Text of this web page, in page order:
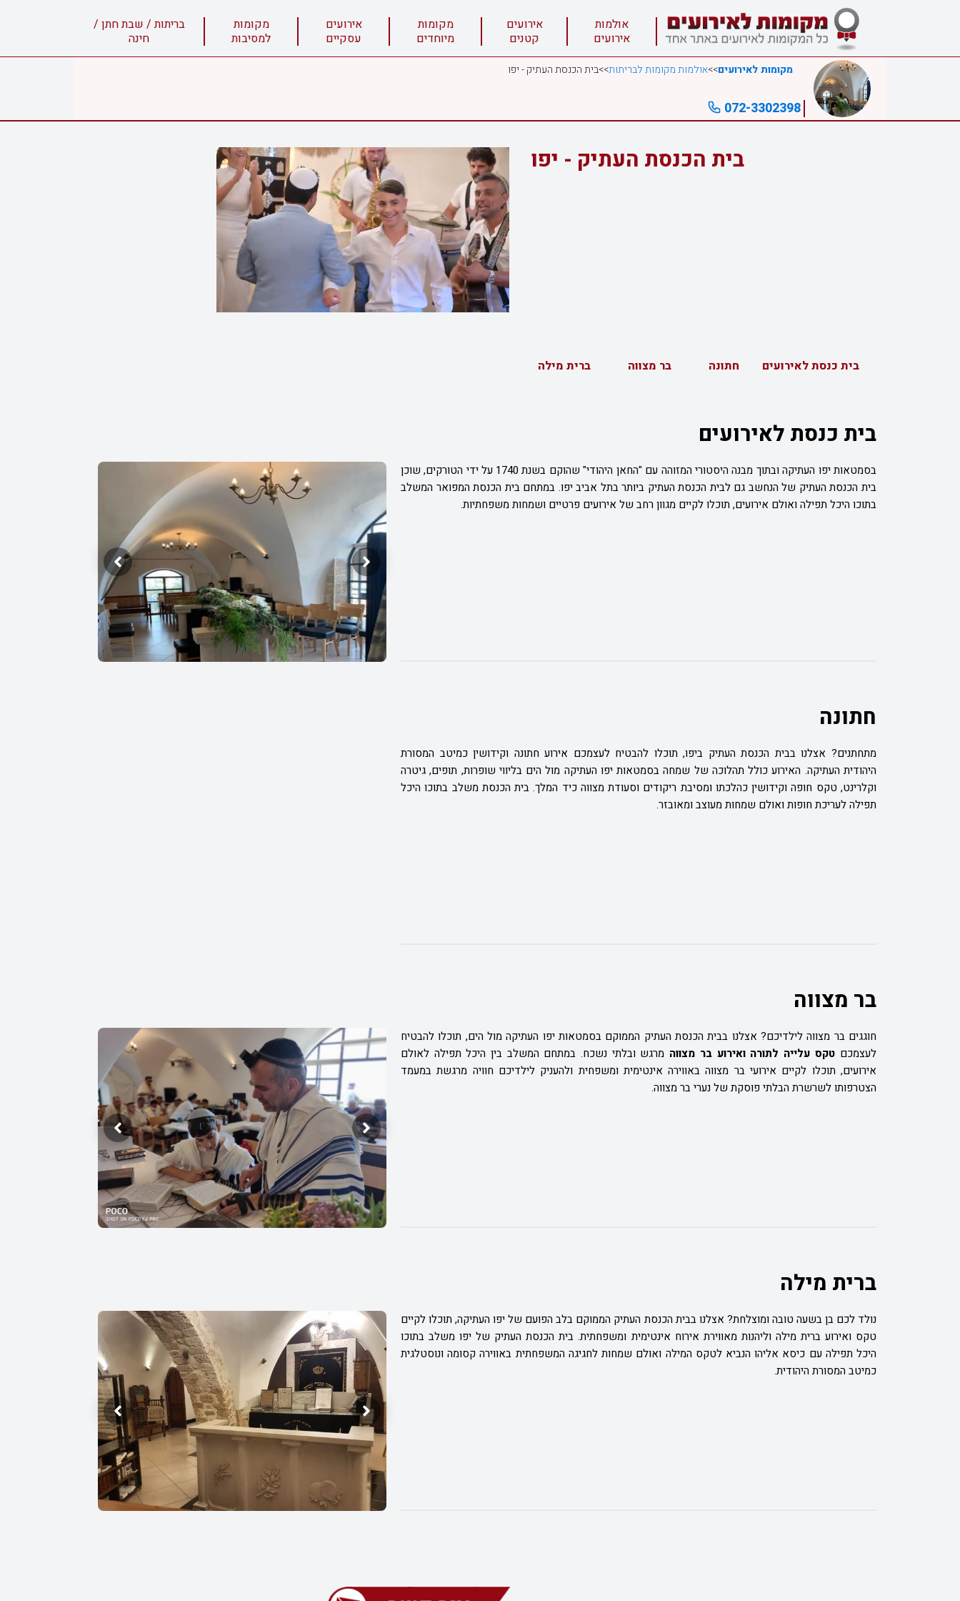
אולמות
אירועים
אירועים
קטנים
מקומות
מיוחדים
אירועים
עסקיים
מקומות
למסיבות
בריתות / שבת חתן /
חינה
מקומות לאירועים>>אולמות מקומות לבריתות>>בית הכנסת העתיק - יפו
072-3302398
בית הכנסת העתיק - יפו
בית כנסת לאירועים חתונה בר מצווה ברית מילה
בית כנסת לאירועים
בסמטאות יפו העתיקה ובתוך מבנה היסטורי המזוהה עם "החאן היהודי" שהוקם בשנת 1740 על ידי הטורקים, שוכן
בית הכנסת העתיק של הנחשב גם לבית הכנסת העתיק ביותר בתל אביב יפו. במתחם בית הכנסת המפואר המשלב
בתוכו היכל תפילה ואולם אירועים, תוכלו לקיים מגוון רחב של אירועים פרטיים ושמחות משפחתיות.
חתונה
מתחתנים? אצלנו בבית הכנסת העתיק ביפו, תוכלו להבטיח לעצמכם אירוע חתונה וקידושין כמיטב המסורת
היהודית העתיקה. האירוע כולל תהלוכה של שמחה בסמטאות יפו העתיקה מול הים בליווי שופרות, תופים, גיטרה
וקלרינט, טקס חופה וקידושין כהלכתו ומסיבת ריקודים וסעודת מצווה כיד המלך. בית הכנסת משלב בתוכו היכל
תפילה לעריכת חופות ואולם שמחות מעוצב ומאובזר.
בר מצווה
חוגגים בר מצווה לילדיכם? אצלנו בבית הכנסת העתיק הממוקם בסמטאות יפו העתיקה מול הים, תוכלו להבטיח
לעצמכם טקס עלייה לתורה ואירוע בר מצווה מרגש ובלתי נשכח. במתחם המשלב בין היכל תפילה לאולם
אירועים, תוכלו לקיים אירועי בר מצווה באווירה אינטימית ומשפחית ולהעניק לילדיכם חוויה מרגשת במעמד
הצטרפותו לשרשרת הבלתי פוסקת של נערי בר מצווה.
ברית מילה
נולד לכם בן בשעה טובה ומוצלחת? אצלנו בבית הכנסת העתיק הממוקם בלב הפועם של יפו העתיקה, תוכלו לקיים
טקס ואירוע ברית מילה וליהנות מאווירת אירוח אינטימית ומשפחתית. בית הכנסת העתיק של יפו משלב בתוכו
היכל תפילה עם כיסא אליהו הנביא לטקס המילה ואולם שמחות לחגיגה המשפחתית באווירה קסומה ונוסטלגית
כמיטב המסורת היהודית.